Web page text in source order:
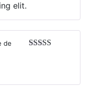
elit.
de